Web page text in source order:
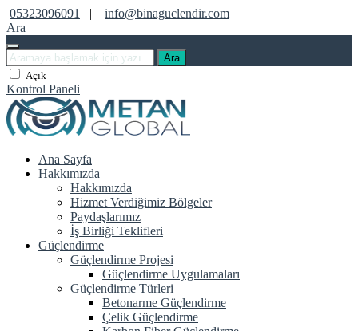
05323096091 |
info@binaguclendir.com
Ara
Ara
Açık
Kontrol Paneli
Ana Sayfa
Hakkımızda
Hakkımızda
Hizmet Verdiğimiz Bölgeler
Paydaşlarımız
İş Birliği Teklifleri
Güçlendirme
Güçlendirme Projesi
Güçlendirme Uygulamaları
Güçlendirme Türleri
Betonarme Güçlendirme
Çelik Güçlendirme